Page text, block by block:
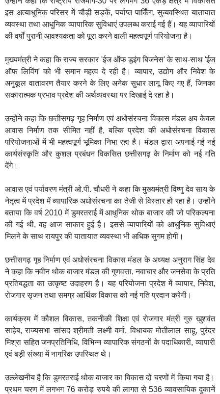
इस अत्याधुनिक परिसर में चौड़ी सड़कें, पर्याप्त पार्किंग, सुव्यवस्थित यातायात
व्यवस्था तथा आधुनिक व्यापारिक सुविधाएं उपलब्ध कराई गई हैं। यह व्यापारियों
की वर्षों पुरानी आवश्यकता को पूरा करने वाली महत्वपूर्ण परियोजना है।
मुख्यमंत्री ने कहा कि राज्य सरकार 'ईज ऑफ डूइंग बिजनेस' के साथ-साथ 'ईज
ऑफ लिविंग' को भी समान महत्व दे रही है। व्यापार, उद्योग और निवेश के
अनुकूल वातावरण तैयार करने के लिए अनेक सुधार लागू किए गए हैं, जिनका
सकारात्मक प्रभाव प्रदेश की अर्थव्यवस्था पर दिखाई दे रहा है।
उन्होंने कहा कि छत्तीसगढ़ गृह निर्माण एवं अधोसंरचना विकास मंडल अब केवल
आवास निर्माण तक सीमित नहीं है, बल्कि प्रदेश की अधोसंरचना विकास
परियोजनाओं में भी महत्वपूर्ण भूमिका निभा रहा है। मंडल द्वारा अपनाई गई नई
कार्यसंस्कृति और कुशल प्रबंधन विकसित छत्तीसगढ़ के निर्माण को नई गति
देंगे।
आवास एवं पर्यावरण मंत्री ओ.पी. चौधरी ने कहा कि मुख्यमंत्री विष्णु देव साय के
नेतृत्व में प्रदेश में व्यापारिक अधोसंरचना का तेजी से विस्तार हो रहा है। उन्होंने
बताया कि वर्ष 2010 में डुमरतराई में आधुनिक थोक बाजार की जो परिकल्पना
की गई थी, वह आज साकार हुई है। इससे व्यापारियों को आधुनिक सुविधाएं
मिलने के साथ रायपुर की यातायात व्यवस्था भी अधिक सुगम होगी।
छत्तीसगढ़ गृह निर्माण एवं अधोसंरचना विकास मंडल के अध्यक्ष अनुराग सिंह देव
ने कहा कि नवीन थोक बाजार मंडल की गुणवत्ता, नवाचार और जनसेवा के प्रति
प्रतिबद्धता का उत्कृष्ट उदाहरण है। यह परियोजना प्रदेश में व्यापार, निवेश,
रोजगार सृजन तथा समग्र आर्थिक विकास को नई गति प्रदान करेगी।
कार्यक्रम में कौशल विकास, तकनीकी शिक्षा एवं रोजगार मंत्री गुरु खुशवंत
साहेब, राज्यसभा सांसद श्रीमती लक्ष्मी वर्मा, विधायक मोतीलाल साहू, पुरंदर
मिश्रा सहित जनप्रतिनिधि, विभिन्न व्यापारिक संगठनों के पदाधिकारी, व्यापारी
एवं बड़ी संख्या में नागरिक उपस्थित थे।
उल्लेखनीय है कि डुमरतराई थोक बाजार का विकास दो चरणों में किया गया है।
प्रथम चरण में लगभग 76 करोड़ रुपये की लागत से 536 व्यावसायिक दुकानें